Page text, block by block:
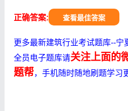
正确答案: 查看最佳答案
更多最新建筑行业考试题库--宁
全员电子题库请关注上面的
题帮，手机随时随地刷题学习